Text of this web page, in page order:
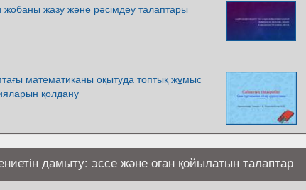
жазу және рәсімдеу талаптары
математиканы оқытуда топтық жұмыс
қолдану
дамыту: эссе және оған қойылатын талаптар